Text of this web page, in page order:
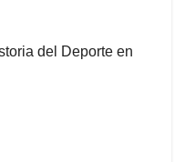
del Deporte en